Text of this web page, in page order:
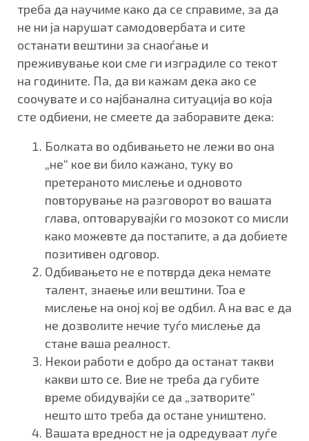
треба да научиме како да се справиме, за да
не ни ја нарушат самодовербата и сите
останати вештини за снаоѓање и
преживување кои сме ги изградиле со текот
на годините. Па, да ви кажам дека ако се
соочувате и со најбанална ситуација во која
сте одбиени, не смеете да заборавите дека:
Болката во одбивањето не лежи во она
„не“ кое ви било кажано, туку во
претераното мислење и одновото
повторување на разговорот во вашата
глава, оптоварувајќи го мозокот со мисли
како можевте да постапите, а да добиете
позитивен одговор.
Одбивањето не е потврда дека немате
талент, знаење или вештини. Тоа е
мислење на оној кој ве одбил. А на вас е да
не дозволите нечие туѓо мислење да
стане ваша реалност.
Некои работи е добро да останат такви
какви што се. Вие не треба да губите
време обидувајќи се да „затворите“
нешто што треба да остане уништено.
Вашата вредност не ја одредуваат луѓе